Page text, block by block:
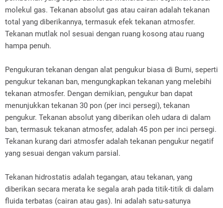
molekul gas. Tekanan absolut gas atau cairan adalah tekanan
total yang diberikannya, termasuk efek tekanan atmosfer.
Tekanan mutlak nol sesuai dengan ruang kosong atau ruang
hampa penuh.
Pengukuran tekanan dengan alat pengukur biasa di Bumi, seperti
pengukur tekanan ban, mengungkapkan tekanan yang melebihi
tekanan atmosfer. Dengan demikian, pengukur ban dapat
menunjukkan tekanan 30 pon (per inci persegi), tekanan
pengukur. Tekanan absolut yang diberikan oleh udara di dalam
ban, termasuk tekanan atmosfer, adalah 45 pon per inci persegi.
Tekanan kurang dari atmosfer adalah tekanan pengukur negatif
yang sesuai dengan vakum parsial.
Tekanan hidrostatis adalah tegangan, atau tekanan, yang
diberikan secara merata ke segala arah pada titik-titik di dalam
fluida terbatas (cairan atau gas). Ini adalah satu-satunya